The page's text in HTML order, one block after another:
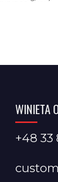
WINIETA
+48 33